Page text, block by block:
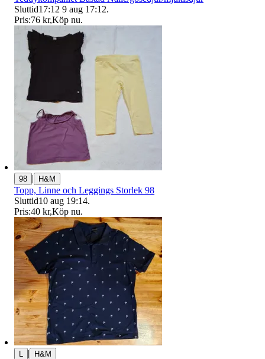
Sluttid17:12 9 aug 17:12.
Pris:76 kr,Köp nu.
98 | H&M
Topp, Linne och Leggings Storlek 98
Sluttid10 aug 19:14.
Pris:40 kr,Köp nu.
| H&M